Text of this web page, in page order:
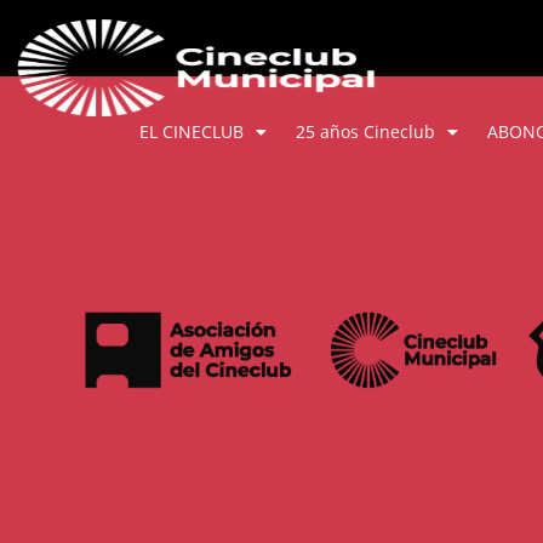
EL CINECLUB 25 años Cineclub